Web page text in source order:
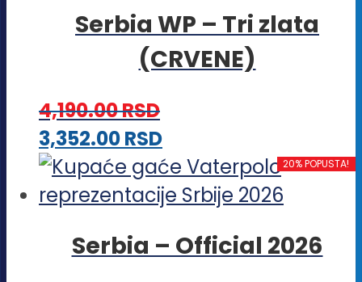
više
varijanti.
biti
izabrane
na
proizvoda.
Serbia WP – Tri zlata
(CRVENE)
4,190.00RSD
3,352.00RSDOvaj
proizvod
ima
varijanti.
20% POPUSTA!
Serbia – Official 2026